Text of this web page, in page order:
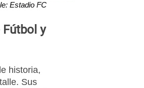
Estadio FC
Fútbol y
historia,
Sus